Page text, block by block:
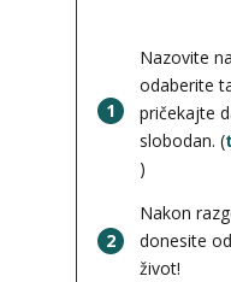
1
Nazovite
odaberite
pričekajte
slobodan. (
)
2
Nakon
donesite
život!